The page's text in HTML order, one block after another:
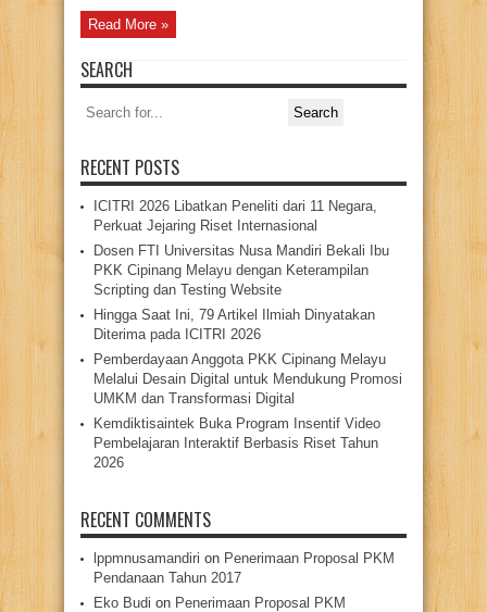
Read More »
SEARCH
Search
for:
RECENT POSTS
ICITRI 2026 Libatkan Peneliti dari 11 Negara,
Perkuat Jejaring Riset Internasional
Dosen FTI Universitas Nusa Mandiri Bekali Ibu
PKK Cipinang Melayu dengan Keterampilan
Scripting dan Testing Website
Hingga Saat Ini, 79 Artikel Ilmiah Dinyatakan
Diterima pada ICITRI 2026
Pemberdayaan Anggota PKK Cipinang Melayu
Melalui Desain Digital untuk Mendukung Promosi
UMKM dan Transformasi Digital
Kemdiktisaintek Buka Program Insentif Video
Pembelajaran Interaktif Berbasis Riset Tahun
2026
RECENT COMMENTS
lppmnusamandiri on Penerimaan Proposal PKM
Pendanaan Tahun 2017
Eko Budi on Penerimaan Proposal PKM